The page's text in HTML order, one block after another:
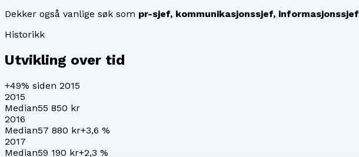
Dekker også vanlige søk som pr-sjef, kommunikasjonssjef, informasjonssjef
Historikk
Utvikling over tid
+49% siden 2015
2015
Median55 850 kr
2016
Median57 880 kr+3,6 %
2017
Median59 190 kr+2,3 %